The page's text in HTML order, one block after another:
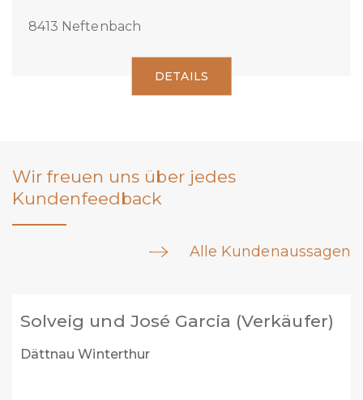
8413 Neftenbach
DETAILS
Wir freuen uns über jedes
Kundenfeedback
Alle Kundenaussagen
Marc Welti (Verkäufer)
Buch am Irchel / neu Steinmaur